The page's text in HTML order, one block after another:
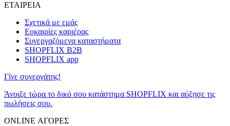
ΕΤΑΙΡΕΙΑ
Σχετικά με εμάς
Ευκαιρίες καριέρας
Συνεργαζόμενα καταστήματα
SHOPFLIX B2B
SHOPFLIX app
Γίνε συνεργάτης!
Άνοιξε τώρα το δικό σου κατάστημα SHOPFLIX και αύξησε τις
πωλήσεις σου.
ONLINE ΑΓΟΡΕΣ